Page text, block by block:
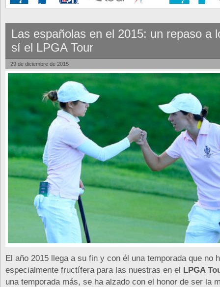
Las españolas en el 2015: un repaso a
sí el LPGA Tour
29 de diciembre de 2015
El año 2015 llega a su fin y con él una temporada que no
especialmente fructífera para las nuestras en el LPGA
una temporada más, se ha alzado con el honor de ser la